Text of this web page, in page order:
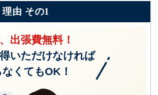
理由 その1
出張費無料！
いただけなければ
くてもOK！